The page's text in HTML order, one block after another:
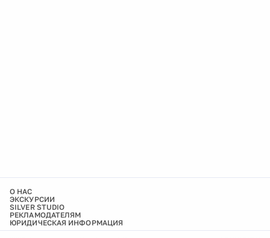
О НАС
ЭКСКУРСИИ
SILVER STUDIO
РЕКЛАМОДАТЕЛЯМ
ЮРИДИЧЕСКАЯ ИНФОРМАЦИЯ